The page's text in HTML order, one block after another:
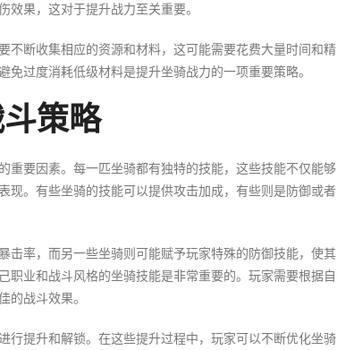
效果，这对于提升战力至关重要。
不断收集相应的资源和材料，这可能需要花费大量时间和精
过度消耗低级材料是提升坐骑战力的一项重要策略。
策略
重要因素。每一匹坐骑都有独特的技能，这些技能不仅能够
现。有些坐骑的技能可以提供攻击加成，有些则是防御或者
击率，而另一些坐骑则可能赋予玩家特殊的防御技能，使其
职业和战斗风格的坐骑技能是非常重要的。玩家需要根据自
的战斗效果。
行提升和解锁。在这些提升过程中，玩家可以不断优化坐骑